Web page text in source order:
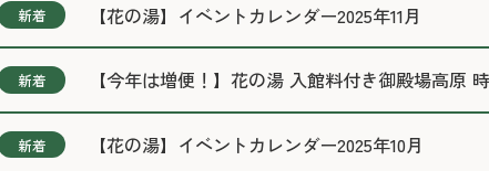
新着 【花の湯】イベントカレンダー2025年11月
新着 【今年は増便！】花の湯 入館料付き御殿場高原
新着 【花の湯】イベントカレンダー2025年10月